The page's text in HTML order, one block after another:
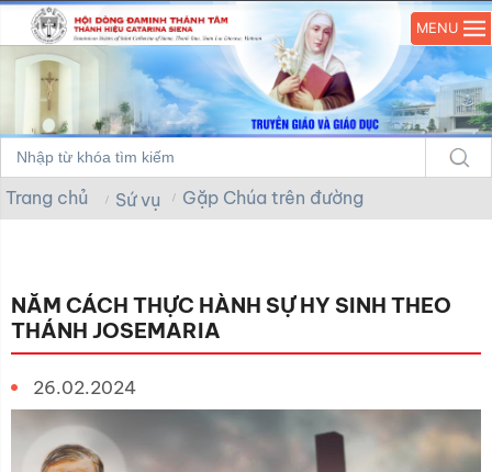
MENU
Trang chủ Sứ vụ Gặp Chúa trên đường
NĂM CÁCH THỰC HÀNH SỰ HY SINH THEO
THÁNH JOSEMARIA
26.02.2024